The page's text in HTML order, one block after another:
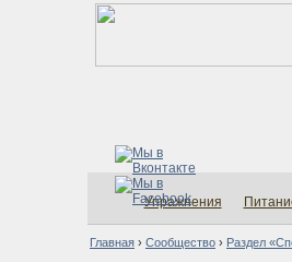
Упражнения
Главная › Сообщество › Раздел